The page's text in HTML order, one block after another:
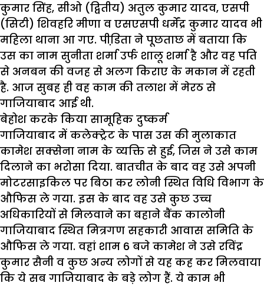
कुमार सिंह, सीओ (द्वितीय) अतुल कुमार यादव, एसपी
(सिटी) शिवहरि मीणा व एसएसपी धर्मेंद्र कुमार यादव भी
महिला थाना आ गए. पीडि़ता ने पूछताछ में बताया कि
उस का नाम सुनीता शर्मा उर्फ शालू शर्मा है और वह पति
से अनबन की वजह से अलग किराए के मकान में रहती
है. आज सुबह ही वह काम की तलाश में मेरठ से
गाजियाबाद आई थी.
बेहोश करके किया सामूहिक दुष्कर्म
गाजियाबाद में कलेक्ट्रेट के पास उस की मुलाकात
कामेश सक्सेना नाम के व्यक्ति से हुई, जिस ने उसे काम
दिलाने का भरोसा दिया. बातचीत के बाद वह उसे अपनी
मोटरसाइकिल पर बिठा कर लोनी स्थित विधि विभाग के
औफिस ले गया. इस के बाद वह उसे कुछ उच्च
अधिकारियों से मिलवाने का बहाने बैंक कालोनी
गाजियाबाद स्थित मित्रगण सहकारी आवास समिति के
औफिस ले गया. वहां शाम 6 बजे कामेश ने उसे रविंद्र
कुमार सैनी व कुछ अन्य लोगों से यह कह कर मिलवाया
कि ये सब गाजियाबाद के बड़े लोग हैं. ये काम भी